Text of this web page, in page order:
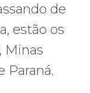
de
estão os
Minas
Paraná.